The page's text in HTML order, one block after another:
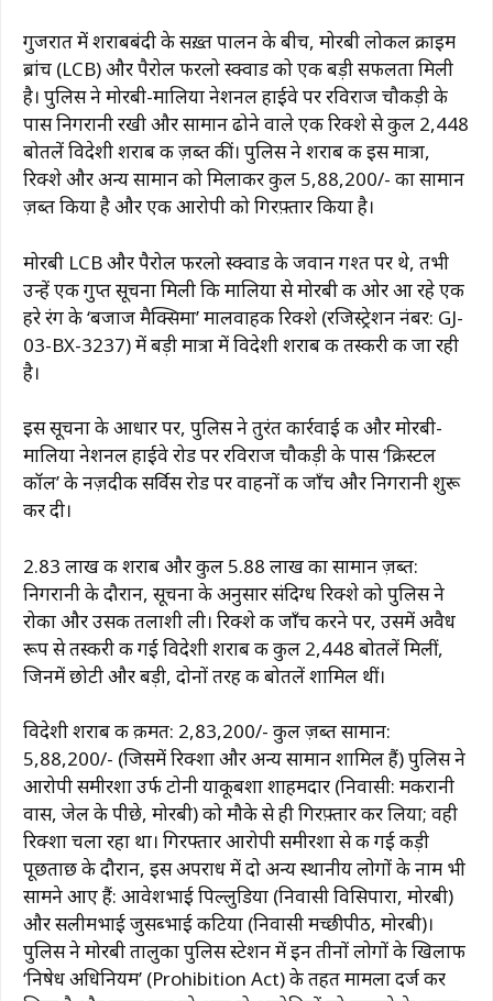
गुजरात में शराबबंदी के सख़्त पालन के बीच, मोरबी लोकल क्राइम
ब्रांच (LCB) और पैरोल फरलो स्क्वाड को एक बड़ी सफलता मिली
है। पुलिस ने मोरबी-मालिया नेशनल हाईवे पर रविराज चौकड़ी के
पास निगरानी रखी और सामान ढोने वाले एक रिक्शे से कुल 2,448
बोतलें विदेशी शराब की ज़ब्त कीं। पुलिस ने शराब की इस मात्रा,
रिक्शे और अन्य सामान को मिलाकर कुल ₹5,88,200/- का सामान
ज़ब्त किया है और एक आरोपी को गिरफ़्तार किया है।
मोरबी LCB और पैरोल फरलो स्क्वाड के जवान गश्त पर थे, तभी
उन्हें एक गुप्त सूचना मिली कि मालिया से मोरबी की ओर आ रहे एक
हरे रंग के ‘बजाज मैक्सिमा’ मालवाहक रिक्शे (रजिस्ट्रेशन नंबर: GJ-
03-BX-3237) में बड़ी मात्रा में विदेशी शराब की तस्करी की जा रही
है।
इस सूचना के आधार पर, पुलिस ने तुरंत कार्रवाई की और मोरबी-
मालिया नेशनल हाईवे रोड पर रविराज चौकड़ी के पास ‘क्रिस्टल
कॉल’ के नज़दीक सर्विस रोड पर वाहनों की जाँच और निगरानी शुरू
कर दी।
₹2.83 लाख की शराब और कुल ₹5.88 लाख का सामान ज़ब्त:
निगरानी के दौरान, सूचना के अनुसार संदिग्ध रिक्शे को पुलिस ने
रोका और उसकी तलाशी ली। रिक्शे की जाँच करने पर, उसमें अवैध
रूप से तस्करी की गई विदेशी शराब की कुल 2,448 बोतलें मिलीं,
जिनमें छोटी और बड़ी, दोनों तरह की बोतलें शामिल थीं।
विदेशी शराब की क़ीमत: ₹2,83,200/- कुल ज़ब्त सामान:
₹5,88,200/- (जिसमें रिक्शा और अन्य सामान शामिल हैं) पुलिस ने
आरोपी समीरशा उर्फ ​​टोनी याकूबशा शाहमदार (निवासी: मकरानी
वास, जेल के पीछे, मोरबी) को मौके से ही गिरफ़्तार कर लिया; वही
रिक्शा चला रहा था। गिरफ्तार आरोपी समीरशा से की गई कड़ी
पूछताछ के दौरान, इस अपराध में दो अन्य स्थानीय लोगों के नाम भी
सामने आए हैं: आवेशभाई पिल्लुडिया (निवासी विसिपारा, मोरबी)
और सलीमभाई जुसब्भाई कटिया (निवासी मच्छीपीठ, मोरबी)।
पुलिस ने मोरबी तालुका पुलिस स्टेशन में इन तीनों लोगों के खिलाफ
‘निषेध अधिनियम’ (Prohibition Act) के तहत मामला दर्ज कर